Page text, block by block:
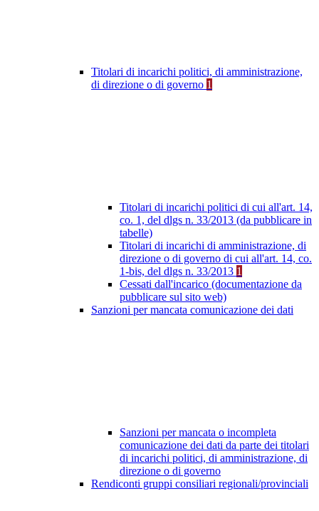
Titolari di incarichi politici, di amministrazione,
di direzione o di governo 1
Titolari di incarichi politici di cui all'art. 14,
co. 1, del dlgs n. 33/2013 (da pubblicare in
tabelle)
Titolari di incarichi di amministrazione, di
direzione o di governo di cui all'art. 14, co.
1-bis, del dlgs n. 33/2013 1
Cessati dall'incarico (documentazione da
pubblicare sul sito web)
Sanzioni per mancata comunicazione dei dati
Sanzioni per mancata o incompleta
comunicazione dei dati da parte dei titolari
di incarichi politici, di amministrazione, di
direzione o di governo
Rendiconti gruppi consiliari regionali/provinciali